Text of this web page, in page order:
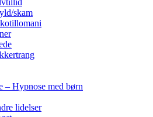
skam
– Hypnose med børn
lidelser